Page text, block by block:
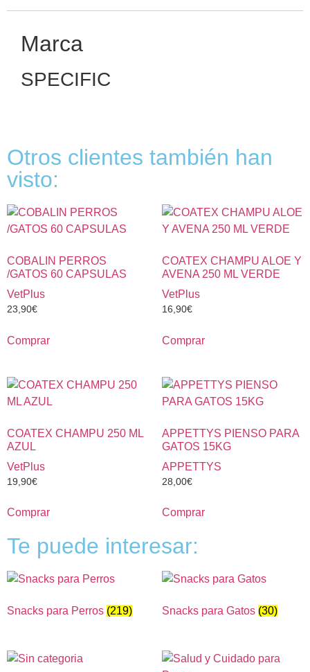
Marca
SPECIFIC
Otros clientes también han
visto:
COBALIN PERROS
/GATOS 60 CAPSULAS
VetPlus
23,90€
Comprar
COATEX CHAMPU ALOE Y
AVENA 250 ML VERDE
VetPlus
16,90€
Comprar
COATEX CHAMPU 250 ML
AZUL
VetPlus
19,90€
Comprar
APPETTYS PIENSO PARA
GATOS 15KG
APPETTYS
28,00€
Comprar
Te puede interesar:
Snacks para Perros (219) Snacks para Gatos (30)